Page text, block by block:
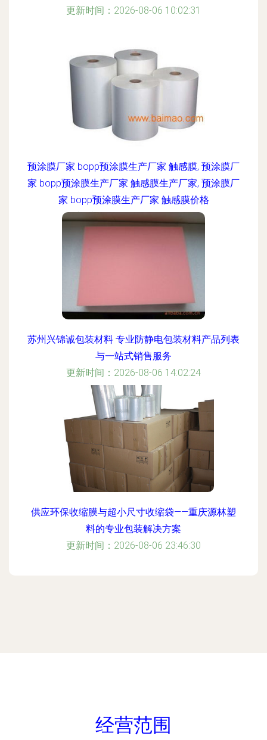
更新时间：2026-08-06 10:02:31
预涂膜厂家 bopp预涂膜生产厂家 触感膜, 预涂膜厂
家 bopp预涂膜生产厂家 触感膜生产厂家, 预涂膜厂
家 bopp预涂膜生产厂家 触感膜价格
更新时间：2026-08-06 00:07:34
苏州兴锦诚包装材料 专业防静电包装材料产品列表
与一站式销售服务
更新时间：2026-08-06 14:02:24
供应环保收缩膜与超小尺寸收缩袋——重庆源林塑
料的专业包装解决方案
更新时间：2026-08-06 23:46:30
经营范围